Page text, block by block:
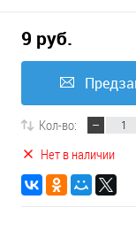
9 руб.
Кол-во:
Нет в наличии